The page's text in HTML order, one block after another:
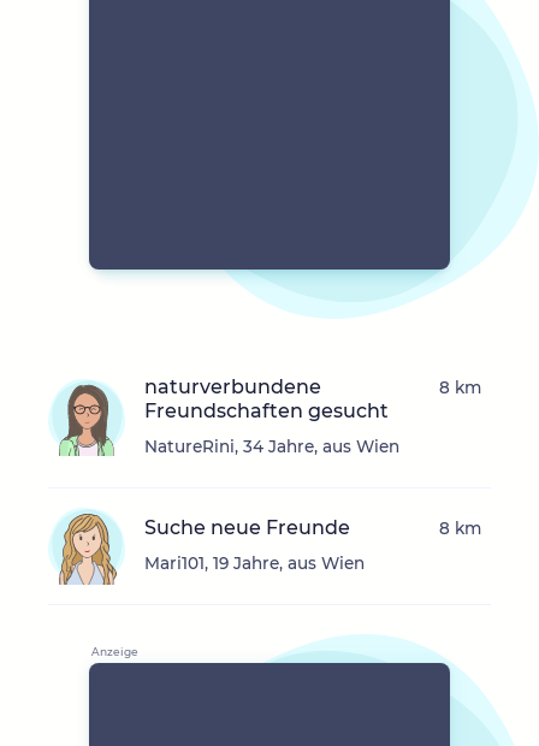
naturverbundene
Freundschaften gesucht
NatureRini, 34 Jahre, aus Wien
8 km
Suche neue Freunde
Mari101, 19 Jahre, aus Wien
8 km